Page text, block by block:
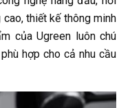
thiết kế thông minh
của Ugreen luôn chú
hợp cho cả nhu cầu